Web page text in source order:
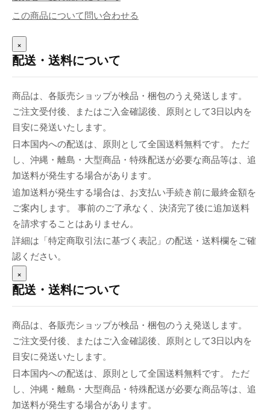
この商品について問い合わせる
×
配送・送料について
商品は、各販売ショップが検品・梱包のうえ発送します。
ご注文受付後、またはご入金確認後、原則として3日以内を
目安に発送いたします。
日本国内への配送は、原則として全国送料無料です。 ただ
し、沖縄・離島・大型商品・特殊配送が必要な商品等は、追
加送料が発生する場合があります。
追加送料が発生する場合は、お支払い手続き前に最終金額を
ご案内します。 事前のご了承なく、決済完了後に追加送料
を請求することはありません。
詳細は「特定商取引法に基づく表記」の配送・送料欄をご確
認ください。
×
配送・送料について
商品は、各販売ショップが検品・梱包のうえ発送します。
ご注文受付後、またはご入金確認後、原則として3日以内を
目安に発送いたします。
日本国内への配送は、原則として全国送料無料です。 ただ
し、沖縄・離島・大型商品・特殊配送が必要な商品等は、追
加送料が発生する場合があります。